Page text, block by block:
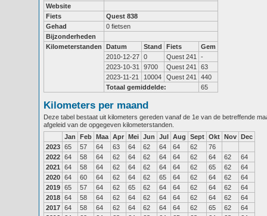
Website
Fiets
Quest 838
Gehad
0 fietsen
Bijzonderheden
Kilometerstanden
Datum Stand Fiets
Gem
2010-12-27 0 Quest 241
-
2023-10-31
9700 Quest 241
63
2023-11-21
10004 Quest 241
440
Totaal gemiddelde:
65
Kilometers per maand
Deze tabel bestaat uit kilometers gereden vanaf de 1e van de betreffende
afgeleid van de opgegeven kilometerstanden.
Jan
Feb Maa Apr Mei Jun Jul Aug Sept Okt Nov Dec
2023 65 57 64 63 64 62 64 64 62
76
2022 64 58 64 62 64 62 64 64 62 64 62
64
2021
64 58 64 62 64 62 64 64 62 65 62
64
2020 64 60 64 62 64 62 65 64 62 64 62
64
2019 65 57 64 62 65 62 64 64 62 64 62
64
2018 64 58 64 62 64 62 64 64 62 64 62
64
2017 64 58 64 62 64 62 64 64 62 65 62
64